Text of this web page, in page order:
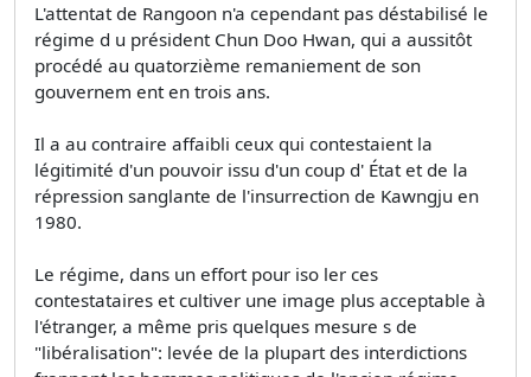
L'attentat de Rangoon n'a cependant pas déstabilisé le
régime d u président Chun Doo Hwan, qui a aussitôt
procédé au quatorzième remaniement de son
gouvernem ent en trois ans.
Il a au contraire affaibli ceux qui contestaient la
légitimité d'un pouvoir issu d'un coup d' État et de la
répression sanglante de l'insurrection de Kawngju en
1980.
Le régime, dans un effort pour iso ler ces
contestataires et cultiver une image plus acceptable à
l'étranger, a même pris quelques mesure s de
"libéralisation": levée de la plupart des interdictions